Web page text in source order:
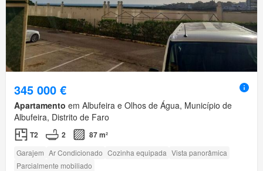
345 000 €
Apartamento em Albufeira e Olhos de Água, Município de
Albufeira, Distrito de Faro
T2 2 87 m²
Garajem Ar Condicionado Cozinha equipada Vista panorâmica
Parcialmente mobiliado